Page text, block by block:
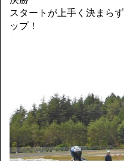
スタートが上手く決まら
ップ！